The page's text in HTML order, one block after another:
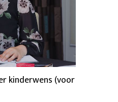
kinderwens (voor